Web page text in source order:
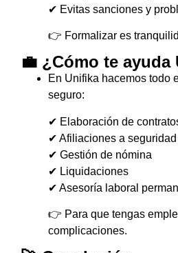
✔ Evitas sanciones y
👉 Formalizar es
💼 ¿Cómo te ayuda
En Unifika hacemos todo
seguro:
✔ Elaboración de
✔ Afiliaciones a seguridad
✔ Gestión de nómina
✔ Liquidaciones
✔ Asesoría laboral
👉 Para que tengas
complicaciones.